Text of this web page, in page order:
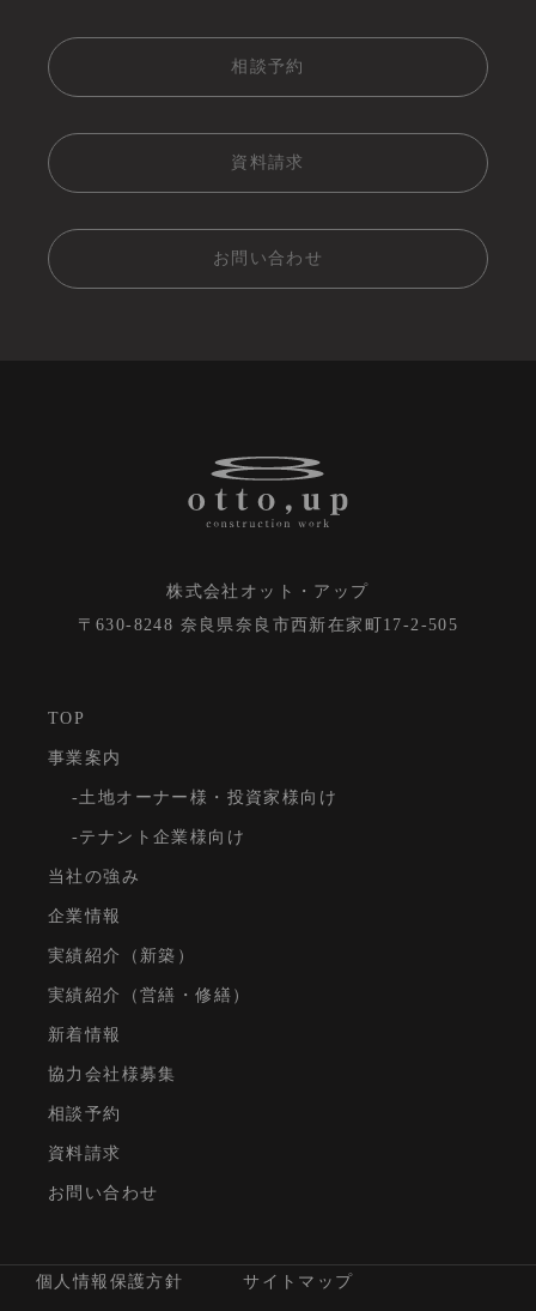
相談予約
資料請求
お問い合わせ
株式会社オット・アップ
〒630-8248 奈良県奈良市⻄新在家町17-2-505
TOP
事業案内
土地オーナー様・投資家様向け
テナント企業様向け
当社の強み
企業情報
実績紹介（新築）
実績紹介（営繕・修繕）
新着情報
協力会社様募集
相談予約
資料請求
お問い合わせ
個人情報保護方針 サイトマップ